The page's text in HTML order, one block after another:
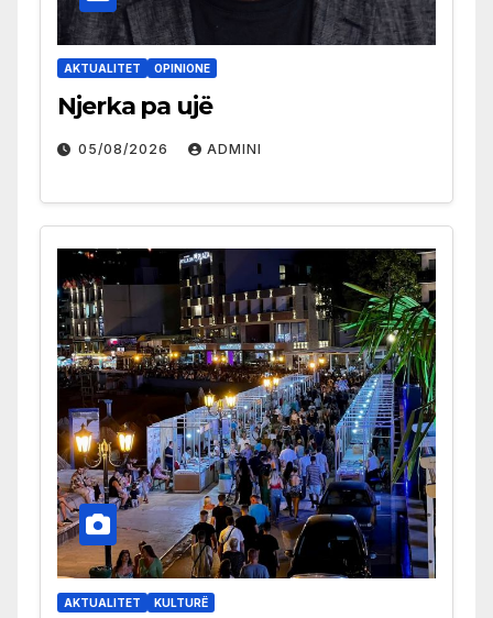
AKTUALITET OPINIONE
Njerka pa ujë
05/08/2026 ADMINI
AKTUALITET KULTURË